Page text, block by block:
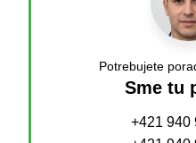
Potrebujete
Sme tu
+421 940